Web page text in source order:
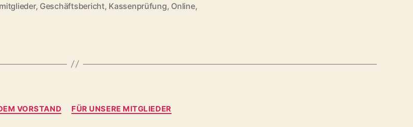
, Geschäftsbericht, Kassenprüfung, Online,
Kategorien
VORSTAND FÜR UNSERE MITGLIEDER